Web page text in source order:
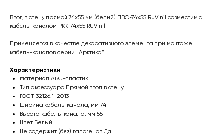
Ввод в стену прямой 74х55 мм (белый) ПВС-74х55 RUVinil совместим с
кабель-каналом РКК-74х55 RUVinil
Применяется в качестве декоративного элемента при монтаже
кабель-каналов серии "Арктика".
Характеристики
Материал АБС-пластик
Тип аксессуара Прямой ввод в стену
ГОСТ 32126.1-2013
Ширина кабель-канала, мм 74
Высота кабель-канала, мм 55
Цвет Белый
Не содержит (без) галогенов Да